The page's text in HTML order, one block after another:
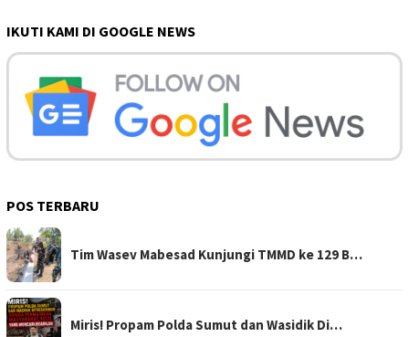
IKUTI KAMI DI GOOGLE NEWS
POS TERBARU
Tim Wasev Mabesad Kunjungi TMMD ke 129 B…
Miris! Propam Polda Sumut dan Wasidik Di…